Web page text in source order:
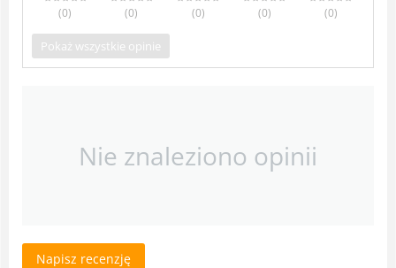
(0) (0) (0) (0) (0)
Pokaż wszystkie opinie
Nie znaleziono opinii
Napisz recenzję